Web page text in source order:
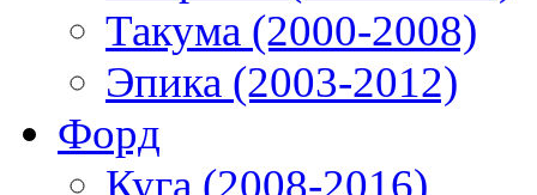
Такума (2000-2008)
Эпика (2003-2012)
Форд
Куга (2008-2016)